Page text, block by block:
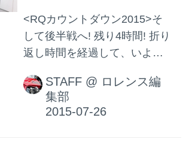
<RQカウントダウン2015>そ
して後半戦へ! 残り4時間! 折り
返し時間を経過して、いよい
ーカーが4回入る展開となって
います!
STAFF @ ロレンス編
集部